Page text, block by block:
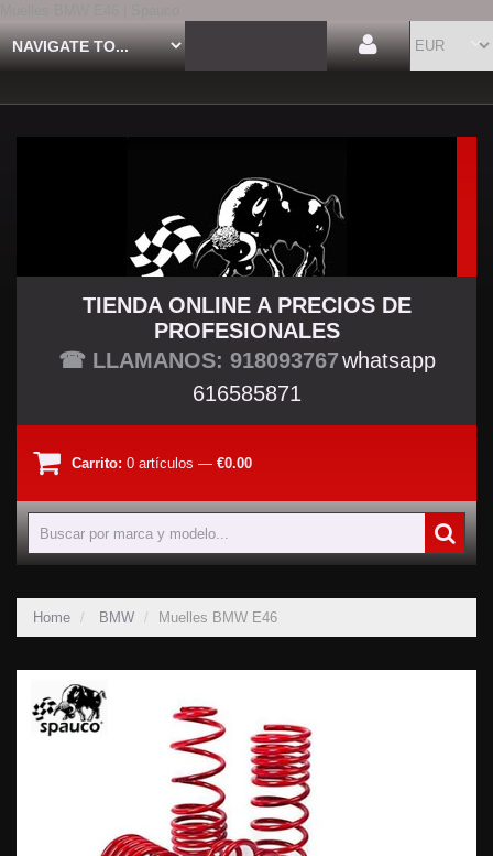
TU TIENDA TUNING
TIENDA ONLINE A PRECIOS DE
PROFESIONALES
☎ LLAMANOS: 918093767whatsapp
616585871
Carrito: 0 artículos — €0.00
Home BMW Muelles BMW E46